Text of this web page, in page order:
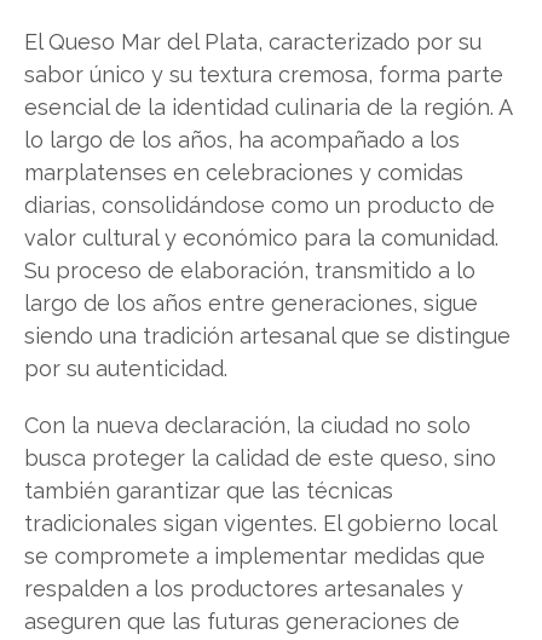
El Queso Mar del Plata, caracterizado por su
sabor único y su textura cremosa, forma parte
esencial de la identidad culinaria de la región. A
lo largo de los años, ha acompañado a los
marplatenses en celebraciones y comidas
diarias, consolidándose como un producto de
valor cultural y económico para la comunidad.
Su proceso de elaboración, transmitido a lo
largo de los años entre generaciones, sigue
siendo una tradición artesanal que se distingue
por su autenticidad.
Con la nueva declaración, la ciudad no solo
busca proteger la calidad de este queso, sino
también garantizar que las técnicas
tradicionales sigan vigentes. El gobierno local
se compromete a implementar medidas que
respalden a los productores artesanales y
aseguren que las futuras generaciones de